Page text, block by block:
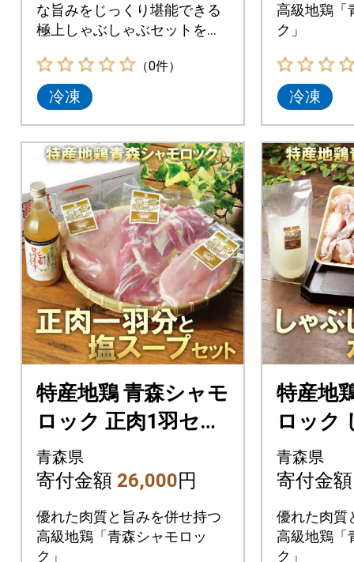
な旨みをじっくり堪能できる
極上しゃぶしゃぶセットをご
（0件）
冷凍
高級地鶏「
ク」
冷凍
特産地鶏 青森シャモ
ロック 正肉1羽セッ
ト(シャモロックス
ープ付)
青森県
寄付金額 26,000円
優れた肉質と旨みを併せ持つ
高級地鶏「青森シャモロッ
ク」
特産地
ロック
ぶと水
～3人
青森県
寄付金
優れた肉質
高級地鶏「
ク」